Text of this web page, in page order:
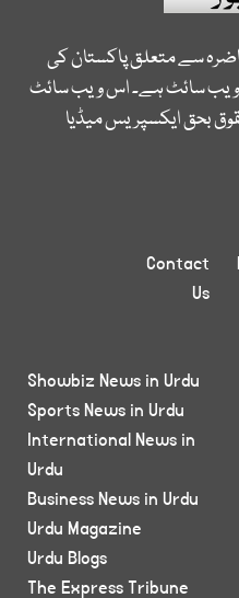
سے متعلق پاکستان کی
ویب سائٹ ہے۔ اس ویب سائٹ
بحق ایکسپریس میڈیا
Contact
Us
Showbiz News in Urdu
Sports News in Urdu
International News in
Urdu
Business News in Urdu
Urdu Magazine
Urdu Blogs
The Express Tribune